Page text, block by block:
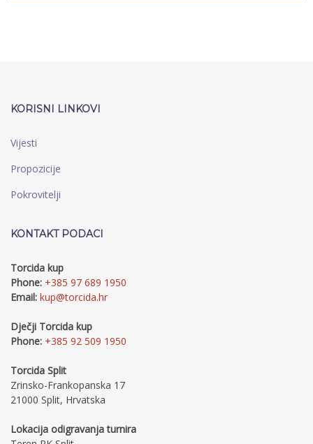
KORISNI LINKOVI
Vijesti
Propozicije
Pokrovitelji
KONTAKT PODACI
Torcida kup
Phone: +385 97 689 1950
Email: kup@torcida.hr
Dječji Torcida kup
Phone: +385 92 509 1950
Torcida Split
Zrinsko-Frankopanska 17
21000 Split, Hrvatska
Lokacija odigravanja turnira